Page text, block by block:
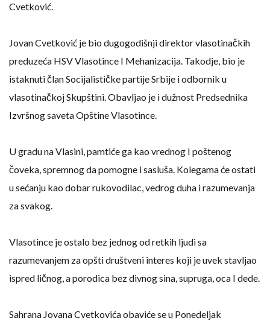
Cvetković.
Jovan Cvetković je bio dugogodišnji direktor vlasotinačkih
preduzeća HSV Vlasotince I Mehanizacija. Takodje, bio je
istaknuti član Socijalističke partije Srbije i odbornik u
vlasotinačkoj Skupštini. Obavljao je i dužnost Predsednika
Izvršnog saveta Opštine Vlasotince.
U gradu na Vlasini, pamtiće ga kao vrednog I poštenog
čoveka, spremnog da pomogne i sasluša. Kolegama će ostati
u sećanju kao dobar rukovodilac, vedrog duha i razumevanja
za svakog.
Vlasotince je ostalo bez jednog od retkih ljudi sa
razumevanjem za opšti društveni interes koji je uvek stavljao
ispred ličnog, a porodica bez divnog sina, supruga, oca I dede.
Sahrana Jovana Cvetkovića obaviće se u Ponedeljak